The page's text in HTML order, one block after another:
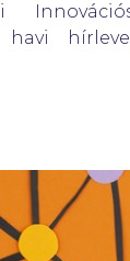
havi